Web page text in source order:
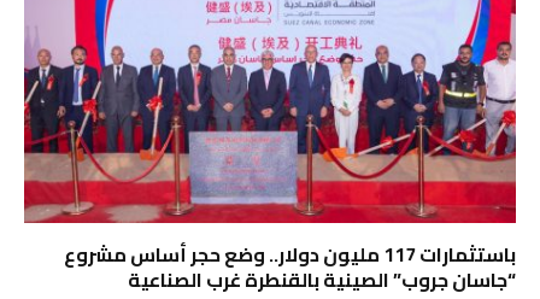
باستثمارات 117 مليون دولار.. وضع حجر أساس مشروع
“جاسان جروب” الصينية بالقنطرة غرب الصناعية